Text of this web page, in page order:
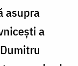
asupra
a